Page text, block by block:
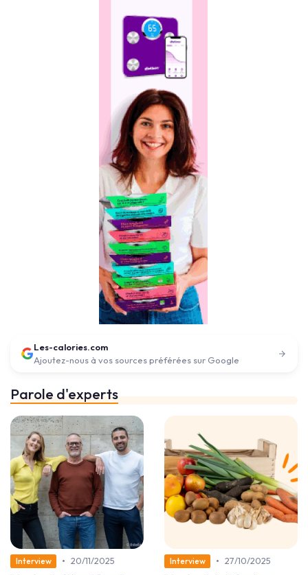
Les-calories.com
Ajoutez-nous à vos sources préférées sur Google
Parole d'experts
Interview • 20/11/2025
Interview • 27/10/2025